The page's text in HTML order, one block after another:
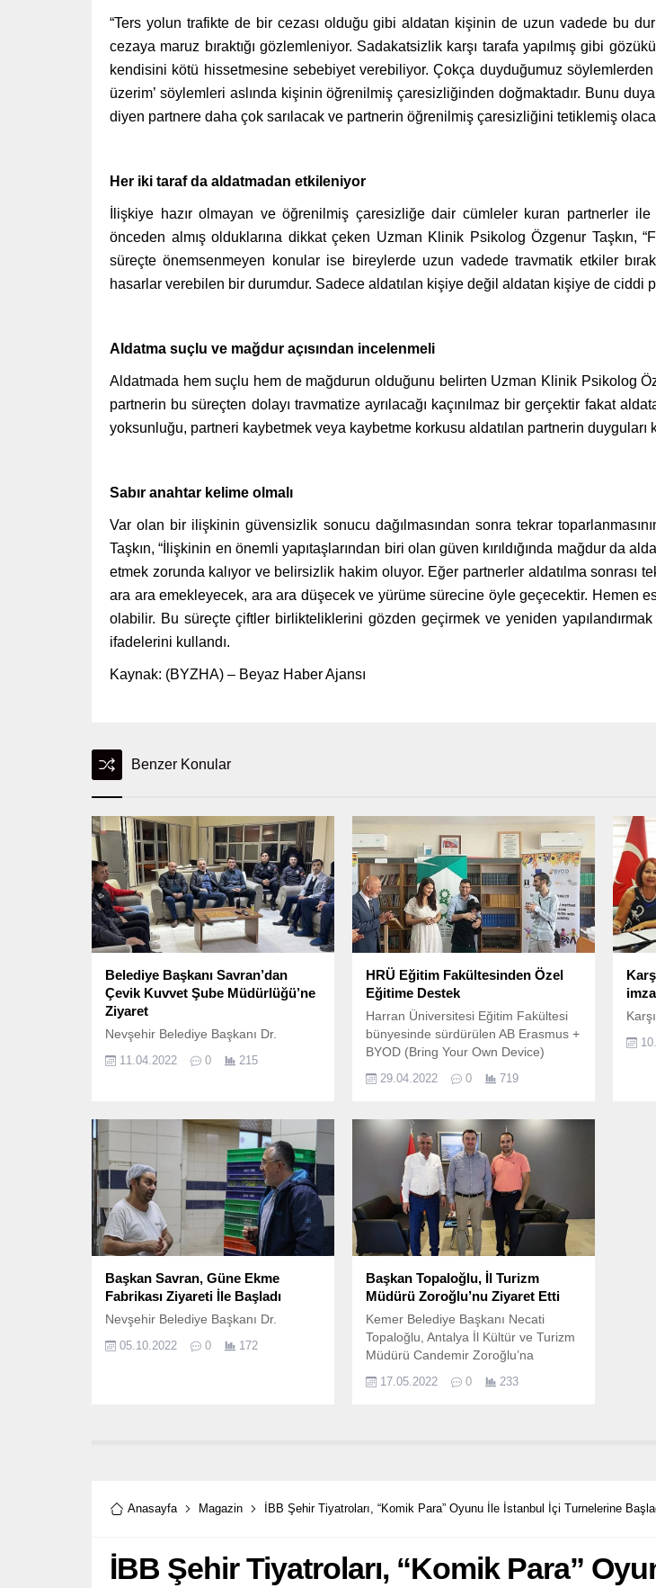
“Ters yolun trafikte de bir cezası olduğu gibi aldatan kişinin de uzun vadede bu
cezaya maruz bıraktığı gözlemleniyor. Sadakatsizlik karşı tarafa yapılmış gibi
kendisini kötü hissetmesine sebebiyet verebiliyor. Çokça duyduğumuz söylemlerden
üzerim’ söylemleri aslında kişinin öğrenilmiş çaresizliğinden doğmaktadır. Bunu
diyen partnere daha çok sarılacak ve partnerin öğrenilmiş çaresizliğini tetiklemiş
Her iki taraf da aldatmadan etkileniyor
İlişkiye hazır olmayan ve öğrenilmiş çaresizliğe dair cümleler kuran partnerler
önceden almış olduklarına dikkat çeken Uzman Klinik Psikolog Özgenur Taşkın,
süreçte önemsenmeyen konular ise bireylerde uzun vadede travmatik etkiler
hasarlar verebilen bir durumdur. Sadece aldatılan kişiye değil aldatan kişiye de ciddi
Aldatma suçlu ve mağdur açısından incelenmeli
Aldatmada hem suçlu hem de mağdurun olduğunu belirten Uzman Klinik Psikolog
partnerin bu süreçten dolayı travmatize ayrılacağı kaçınılmaz bir gerçektir fakat
yoksunluğu, partneri kaybetmek veya kaybetme korkusu aldatılan partnerin duyguları
Sabır anahtar kelime olmalı
Var olan bir ilişkinin güvensizlik sonucu dağılmasından sonra tekrar
Taşkın, “İlişkinin en önemli yapıtaşlarından biri olan güven kırıldığında mağdur da
etmek zorunda kalıyor ve belirsizlik hakim oluyor. Eğer partnerler aldatılma
ara ara emekleyecek, ara ara düşecek ve yürüme sürecine öyle geçecektir. Hemen
olabilir. Bu süreçte çiftler birlikteliklerini gözden geçirmek ve yeniden
ifadelerini kullandı.
Kaynak: (BYZHA) – Beyaz Haber Ajansı
Benzer Konular
Belediye Başkanı Savran’dan
Çevik Kuvvet Şube Müdürlüğü’ne
Ziyaret
Nevşehir Belediye Başkanı Dr.
11.04.2022 0 215
HRÜ Eğitim Fakültesinden Özel
Eğitime Destek
Harran Üniversitesi Eğitim Fakültesi
bünyesinde sürdürülen AB Erasmus +
BYOD (Bring Your Own Device)
destek vermeye devam ediyor.
29.04.2022 0 719
Başkan Savran, Güne Ekme
Fabrikası Ziyareti İle Başladı
Nevşehir Belediye Başkanı Dr.
05.10.2022 0 172
Başkan Topaloğlu, İl Turizm
Müdürü Zoroğlu’nu Ziyaret Etti
Kemer Belediye Başkanı Necati
Topaloğlu, Antalya İl Kültür ve Turizm
Müdürü Candemir Zoroğlu’na
17.05.2022 0 233
Anasayfa Magazin İBB Şehir Tiyatroları, “Komik Para” Oyunu İle İstanbul İçi Turnelerine
İBB Şehir Tiyatroları, “Komik Para”